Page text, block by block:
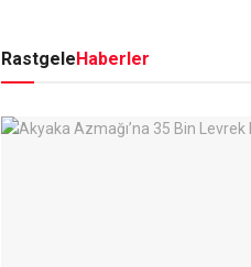
RastgeleHaberler